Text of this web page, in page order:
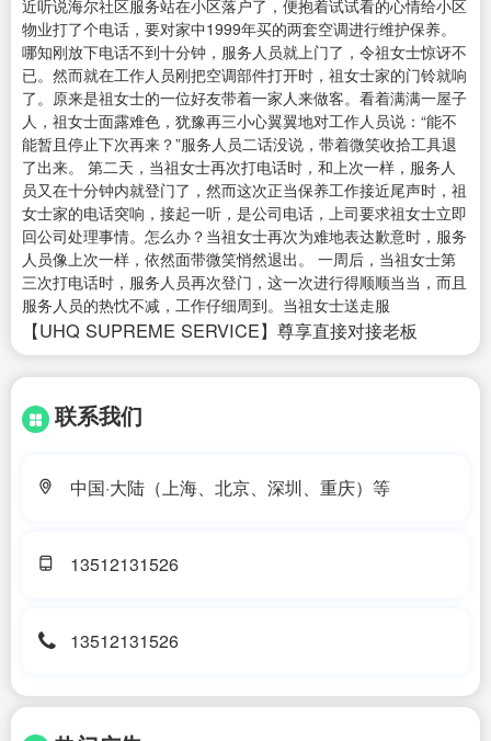
近听说海尔社区服务站在小区落户了，便抱着试试看的心情给小区
物业打了个电话，要对家中1999年买的两套空调进行维护保养。
哪知刚放下电话不到十分钟，服务人员就上门了，令祖女士惊讶不
已。然而就在工作人员刚把空调部件打开时，祖女士家的门铃就响
了。原来是祖女士的一位好友带着一家人来做客。看着满满一屋子
人，祖女士面露难色，犹豫再三小心翼翼地对工作人员说：“能不
能暂且停止下次再来？”服务人员二话没说，带着微笑收拾工具退
了出来。 第二天，当祖女士再次打电话时，和上次一样，服务人
员又在十分钟内就登门了，然而这次正当保养工作接近尾声时，祖
女士家的电话突响，接起一听，是公司电话，上司要求祖女士立即
回公司处理事情。怎么办？当祖女士再次为难地表达歉意时，服务
人员像上次一样，依然面带微笑悄然退出。 一周后，当祖女士第
三次打电话时，服务人员再次登门，这一次进行得顺顺当当，而且
服务人员的热忱不减，工作仔细周到。当祖女士送走服
【UHQ SUPREME SERVICE】尊享直接对接老板
联系我们
中国·大陆（上海、北京、深圳、重庆）等
13512131526
13512131526